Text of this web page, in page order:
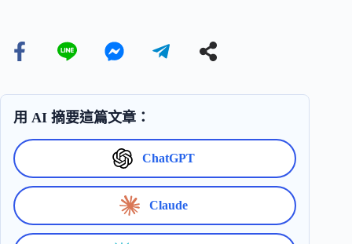
用 AI 摘要這篇文章：
ChatGPT
Claude